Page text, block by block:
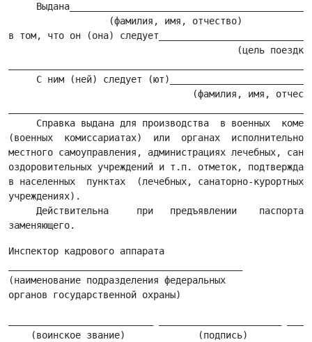
                  (фамилия, имя, отчество)
в том, что он (она)
(цель
С ним (ней) следует
(фамилия, имя,
Справка выдана для производства  в военных
(военных  комиссариатах)  или  органах
местного самоуправления, администрациях лечебных,
оздоровительных учреждений и т.п. отметок,
в населенных  пунктах  (лечебных, санаторно-курортных
учреждениях).
Действительна     при   предъявлении    паспорта
Инспектор кадрового аппарата
(наименование подразделения федеральных
(воинское звание)             (подпись)